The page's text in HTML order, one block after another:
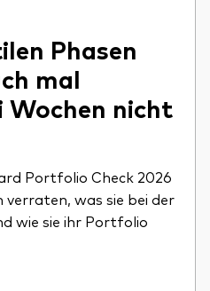
Phasen
mal
Wochen nicht
Portfolio Check 2026
verraten, was sie bei der
wie sie ihr Portfolio